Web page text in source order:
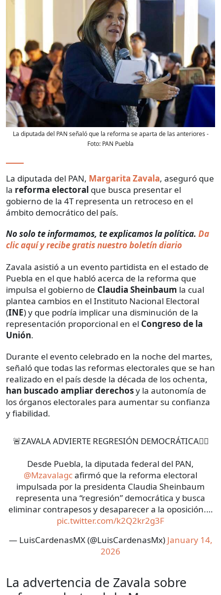
La diputada del PAN señaló que la reforma se aparta de las anteriores -
Foto: PAN Puebla
La diputada del PAN, Margarita Zavala, aseguró que
la reforma electoral que busca presentar el
gobierno de la 4T representa un retroceso en el
ámbito democrático del país.
No solo te informamos, te explicamos la política. Da
clic aquí y recibe gratis nuestro boletín diario
Zavala asistió a un evento partidista en el estado de
Puebla en el que habló acerca de la reforma que
impulsa el gobierno de Claudia Sheinbaum la cual
plantea cambios en el Instituto Nacional Electoral
(INE) y que podría implicar una disminución de la
representación proporcional en el Congreso de la
Unión.
Durante el evento celebrado en la noche del martes,
señaló que todas las reformas electorales que se han
realizado en el país desde la década de los ochenta,
han buscado ampliar derechosy la autonomía de
los órganos electorales para aumentar su confianza
y fiabilidad.
🚨ZAVALA ADVIERTE REGRESIÓN DEMOCRÁTICA🤦‍♀️
Desde Puebla, la diputada federal del PAN,
@Mzavalagcafirmó que la reforma electoral
impulsada por la presidenta Claudia Sheinbaum
representa una “regresión” democrática y busca
eliminar contrapesos y desaparecer a la oposición.…
pic.twitter.com/k2Q2kr2g3F
— LuisCardenasMX (@LuisCardenasMx) January 14,
2026
La advertencia de Zavala sobre